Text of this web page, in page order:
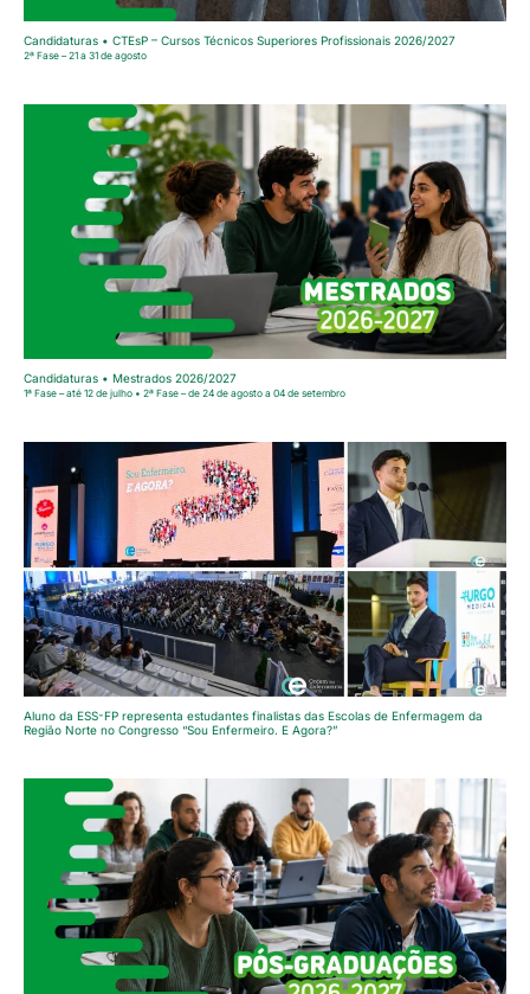
Candidaturas • CTEsP – Cursos Técnicos Superiores Profissionais 2026/2027
2ª Fase – 21 a 31 de agosto
Candidaturas • Mestrados 2026/2027
1ª Fase – até 12 de julho • 2ª Fase – de 24 de agosto a 04 de setembro
Aluno da ESS-FP representa estudantes finalistas das Escolas de Enfermagem da
Região Norte no Congresso “Sou Enfermeiro. E Agora?”